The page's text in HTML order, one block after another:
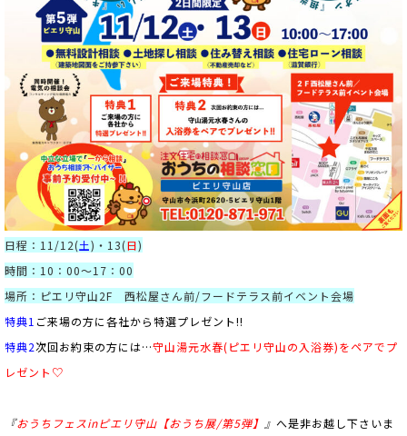
日程：11/12(土)・13(日)
時間：10：00～17：00
場所：ピエリ守山2F 西松屋さん前/フードテラス前イベント会場
特典1 ご来場の方に各社から特選プレゼント!!
特典2次回お約束の方には…守山湯元水春(ピエリ守山の入浴券)をペアでプ
レゼント♡
『おうちフェスinピエリ守山【おうち展/第5弾】 』 へ是非お越し下さいま